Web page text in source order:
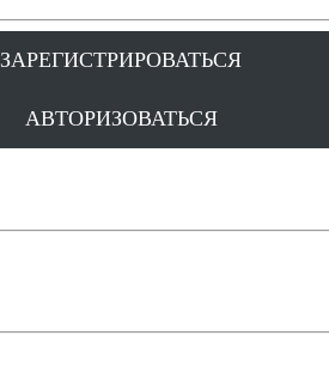
ЗАРЕГИСТРИРОВАТЬСЯ
АВТОРИЗОВАТЬСЯ